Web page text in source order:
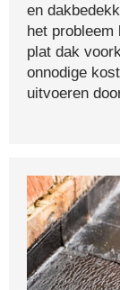
en
het
plat dak
onnodige
uitvoeren